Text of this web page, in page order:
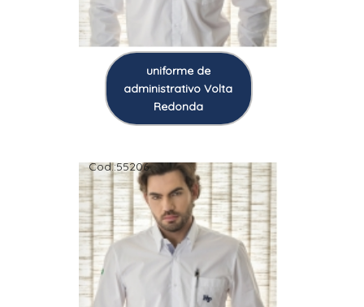
uniforme de
administrativo Volta
Redonda
Cod.:55206